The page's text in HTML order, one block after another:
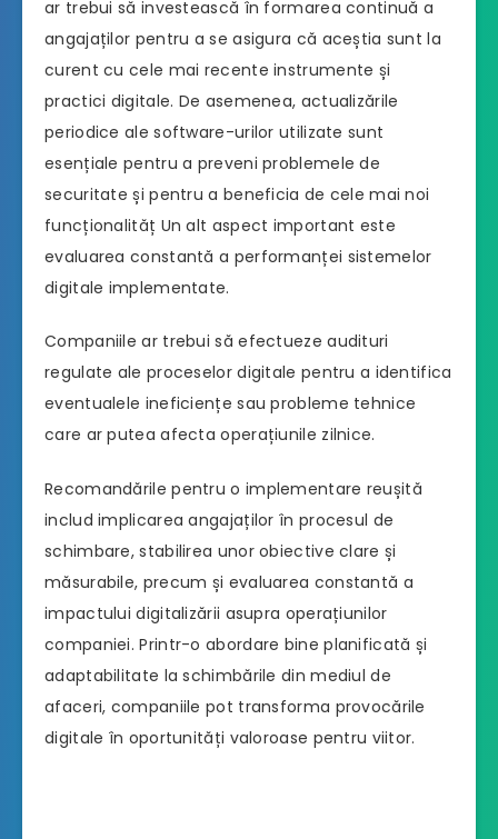
ar trebui să investească în formarea continuă a
angajaților pentru a se asigura că aceștia sunt la
curent cu cele mai recente instrumente și
practici digitale. De asemenea, actualizările
periodice ale software-urilor utilizate sunt
esențiale pentru a preveni problemele de
securitate și pentru a beneficia de cele mai noi
funcționalităț Un alt aspect important este
evaluarea constantă a performanței sistemelor
digitale implementate.
Companiile ar trebui să efectueze audituri
regulate ale proceselor digitale pentru a identifica
eventualele ineficiențe sau probleme tehnice
care ar putea afecta operațiunile zilnice.
Recomandările pentru o implementare reușită
includ implicarea angajaților în procesul de
schimbare, stabilirea unor obiective clare și
măsurabile, precum și evaluarea constantă a
impactului digitalizării asupra operațiunilor
companiei. Printr-o abordare bine planificată și
adaptabilitate la schimbările din mediul de
afaceri, companiile pot transforma provocările
digitale în oportunități valoroase pentru viitor.